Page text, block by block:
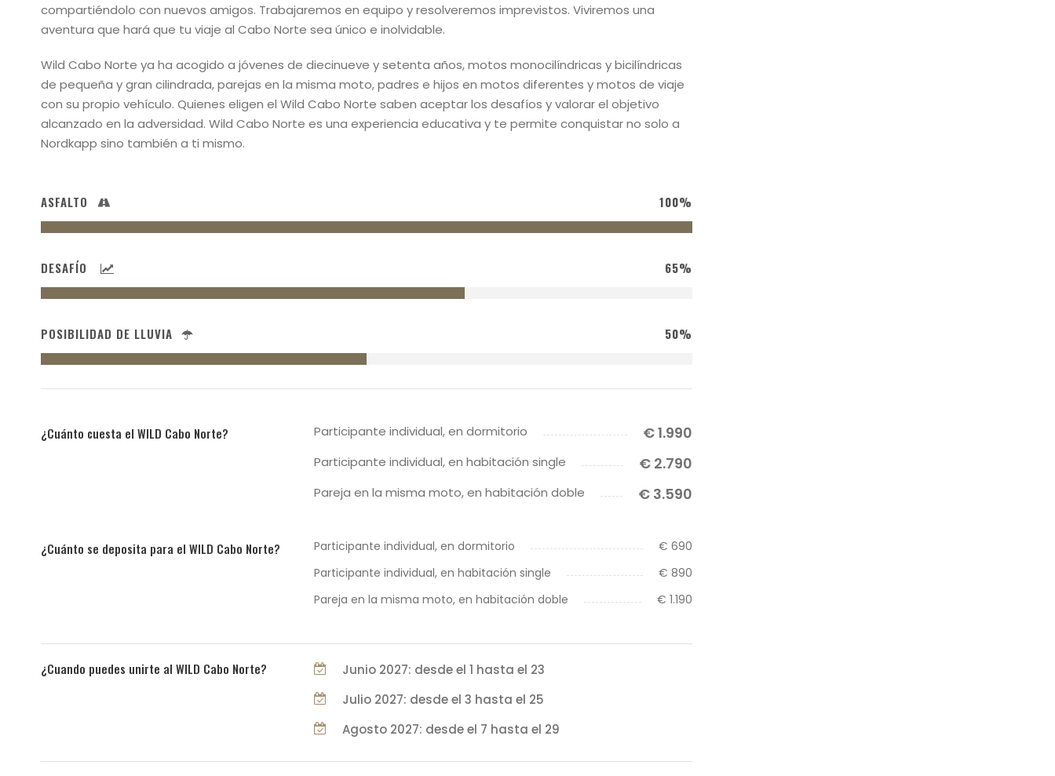
compartiéndolo con nuevos amigos. Trabajaremos en equipo y resolveremos imprevistos. Viviremos una
aventura que hará que tu viaje al Cabo Norte sea único e inolvidable.
Wild Cabo Norte ya ha acogido a jóvenes de diecinueve y setenta años, motos monocilíndricas y bicilíndricas
de pequeña y gran cilindrada, parejas en la misma moto, padres e hijos en motos diferentes y motos de viaje
con su propio vehículo. Quienes eligen el Wild Cabo Norte saben aceptar los desafíos y valorar el objetivo
alcanzado en la adversidad. Wild Cabo Norte es una experiencia educativa y te permite conquistar no solo a
Nordkapp sino también a ti mismo.
ASFALTO 100%
DESAFÍO 65%
POSIBILIDAD DE LLUVIA 50%
¿Cuánto cuesta el WILD Cabo Norte? Participante individual, en dormitorio € 1.990
Participante individual, en habitación single € 2.790
Pareja en la misma moto, en habitación doble € 3.590
¿Cuánto se deposita para el WILD Cabo Norte? Participante individual, en dormitorio
€ 690
Participante individual, en habitación single
€ 890
Pareja en la misma moto, en habitación doble
€ 1.190
¿Cuando puedes unirte al WILD Cabo Norte?
Junio 2027: desde el 1 hasta el 23
Julio 2027: desde el 3 hasta el 25
Agosto 2027: desde el 7 hasta el 29